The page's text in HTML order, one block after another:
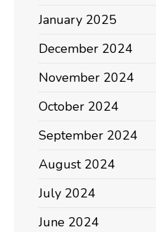
January 2025
December 2024
November 2024
October 2024
September 2024
August 2024
July 2024
June 2024